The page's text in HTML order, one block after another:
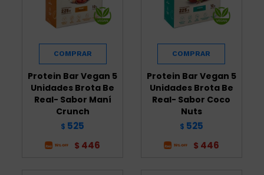
Protein Bar Vegan 5
Unidades Brota Be
Real- Sabor Maní
Crunch
$ 525
$ 446
Protein Bar Vegan 5
Unidades Brota Be
Real- Sabor Coco
Nuts
$ 525
$ 446